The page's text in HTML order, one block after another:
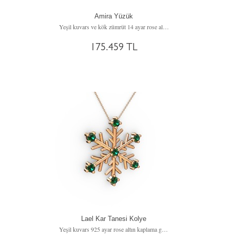
Amira Yüzük
Yeşil kuvars ve kök zümrüt 14 ayar rose altın yüzük
175.459 TL
Lael Kar Tanesi Kolye
Yeşil kuvars 925 ayar rose altın kaplama gümüş kolye (40 cm gümüş rolo zincir)